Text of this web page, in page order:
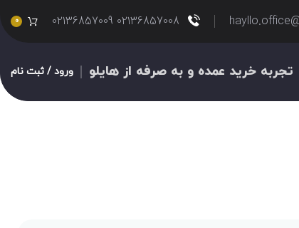
02136857008 02136857009
0
تجربه خرید عمده و به صرفه از هایلو ورود / ثبت نام